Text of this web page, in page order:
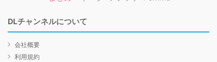
DLチャンネルについて
会社概要
利用規約